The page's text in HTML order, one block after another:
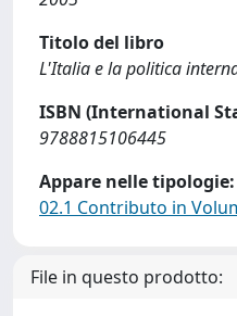
Titolo del libro
L'Italia e la politica
ISBN (International
9788815106445
Appare nelle tipologie:
02.1 Contributo in
File in questo prodotto: